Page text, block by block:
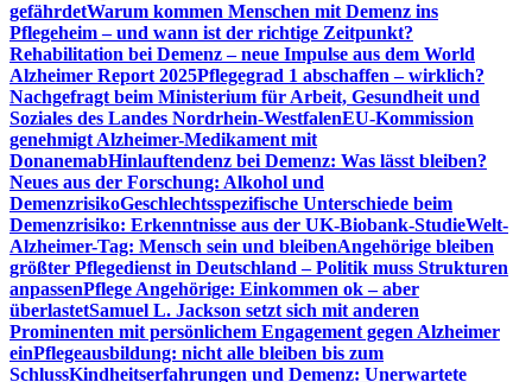
gefährdetWarum kommen Menschen mit Demenz ins
Pflegeheim – und wann ist der richtige Zeitpunkt?
Rehabilitation bei Demenz – neue Impulse aus dem World
Alzheimer Report 2025Pflegegrad 1 abschaffen – wirklich?
Nachgefragt beim Ministerium für Arbeit, Gesundheit und
Soziales des Landes Nordrhein-WestfalenEU-Kommission
genehmigt Alzheimer-Medikament mit
DonanemabHinlauftendenz bei Demenz: Was lässt bleiben?
Neues aus der Forschung: Alkohol und
DemenzrisikoGeschlechtsspezifische Unterschiede beim
Demenzrisiko: Erkenntnisse aus der UK-Biobank-StudieWelt-
Alzheimer-Tag: Mensch sein und bleibenAngehörige bleiben
größter Pflegedienst in Deutschland – Politik muss Strukturen
anpassenPflege Angehörige: Einkommen ok – aber
überlastetSamuel L. Jackson setzt sich mit anderen
Prominenten mit persönlichem Engagement gegen Alzheimer
einPflegeausbildung: nicht alle bleiben bis zum
SchlussKindheitserfahrungen und Demenz: Unerwartete